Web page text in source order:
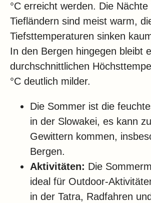
°C erreicht werden. Die Nächte
Tiefländern sind meist warm,
Tiefsttemperaturen sinken
In den Bergen hingegen bleibt
durchschnittlichen
°C deutlich milder.
Die Sommer ist die
in der Slowakei, es kann
Gewittern kommen,
Bergen.
Aktivitäten: Die
ideal für Outdoor-
in der Tatra, Radfahren